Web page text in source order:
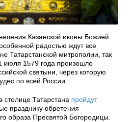
Казанской иконы Божией
радостью ждут все
Татарстанской митрополии, так
июля 1579 года произошло
святыни, через которую
по всей России.
Татарстана пройдут
празднику обретения
образа Пресвятой Богородицы.